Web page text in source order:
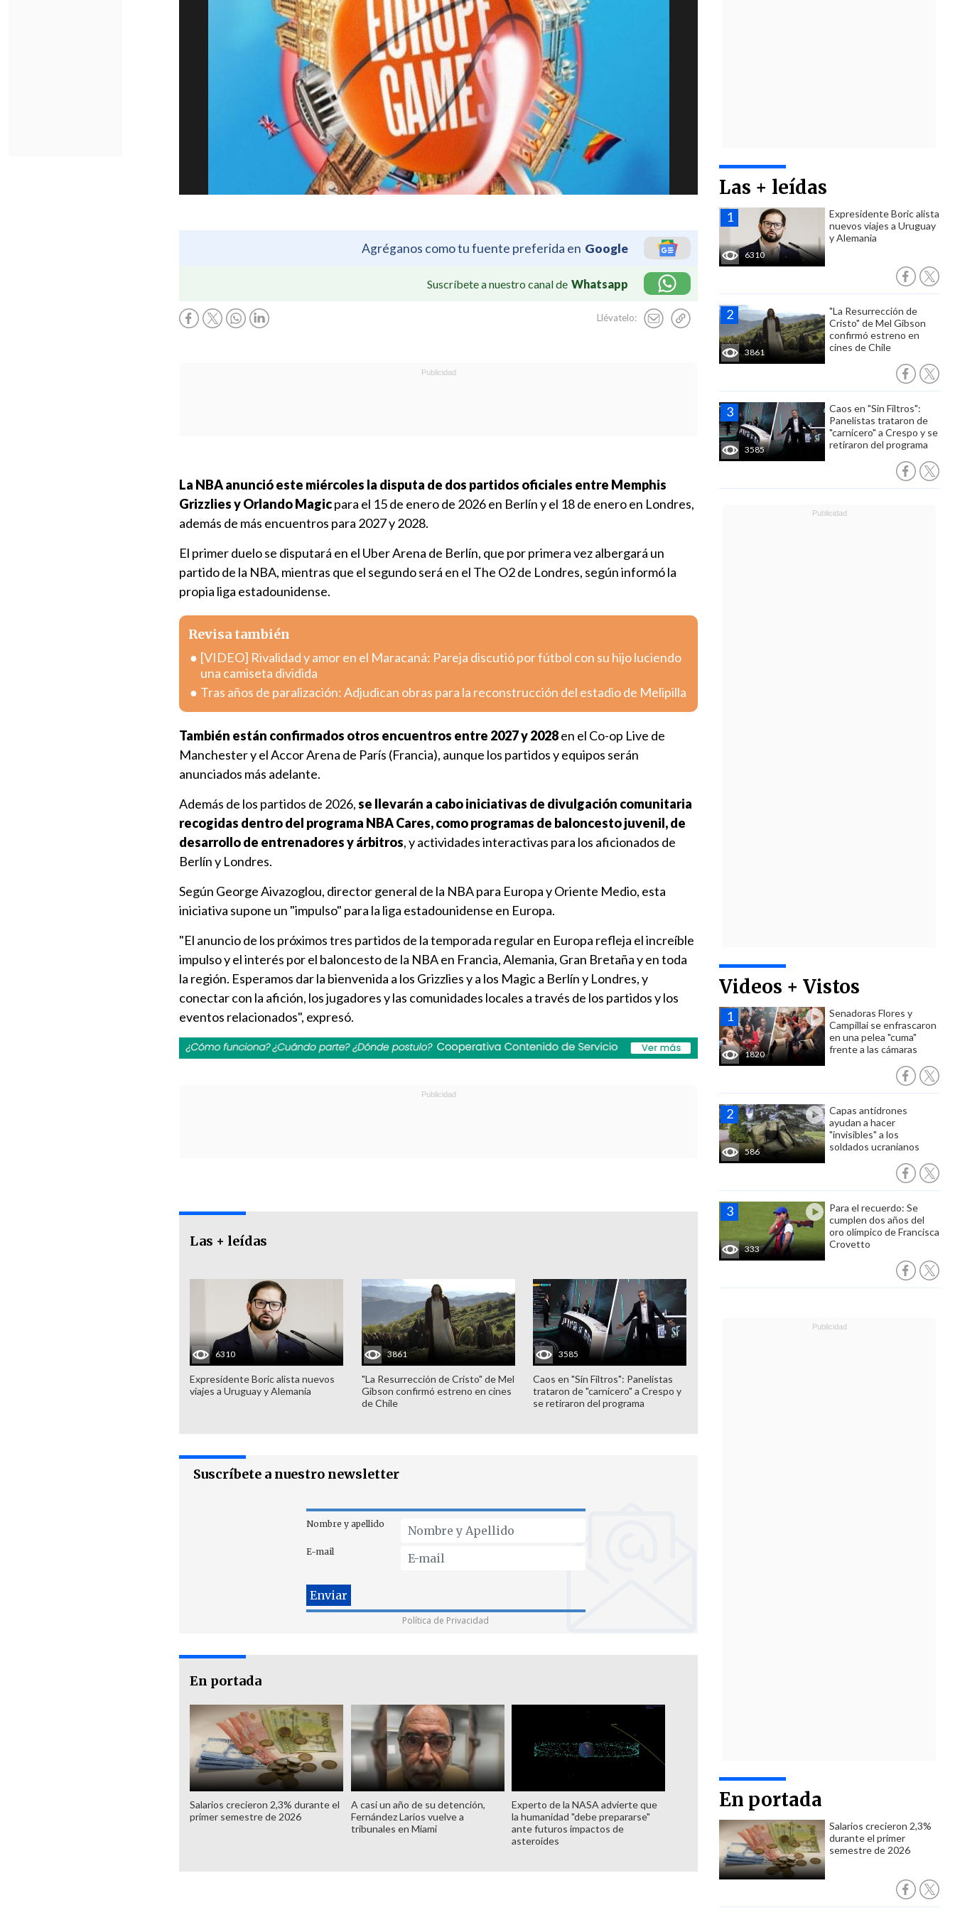
Agréganos como tu fuente preferida en Google
Suscríbete a nuestro canal de Whatsapp
Llévatelo:
Las + leídas
6310
Expresidente Boric alista
nuevos viajes a Uruguay
y Alemania
3861
"La Resurrección de
Cristo" de Mel Gibson
confirmó estreno en
cines de Chile
3585
Caos en "Sin Filtros":
Panelistas trataron de
"carnicero" a Crespo y se
retiraron del programa
Videos + Vistos
1820
Senadoras Flores y
Campillai se enfrascaron
en una pelea "cuma"
frente a las cámaras
586
Capas antidrones
ayudan a hacer
"invisibles" a los
soldados ucranianos
333
Para el recuerdo: Se
cumplen dos años del
oro olímpico de Francisca
Crovetto
En portada
Salarios crecieron 2,3%
durante el primer
semestre de 2026
La NBA anunció este miércoles la disputa de dos partidos oficiales entre Memphis
Grizzlies y Orlando Magicpara el 15 de enero de 2026 en Berlín y el 18 de enero en Londres,
además de más encuentros para 2027 y 2028.
El primer duelo se disputará en el Uber Arena de Berlín, que por primera vez albergará un
partido de la NBA, mientras que el segundo será en el The O2 de Londres, según informó la
propia liga estadounidense.
Revisa también
[VIDEO] Rivalidad y amor en el Maracaná: Pareja discutió por fútbol con su hijo luciendo
una camiseta dividida
Tras años de paralización: Adjudican obras para la reconstrucción del estadio de Melipilla
También están confirmados otros encuentros entre 2027 y 2028en el Co-op Live de
Manchester y el Accor Arena de París (Francia), aunque los partidos y equipos serán
anunciados más adelante.
Además de los partidos de 2026,se llevarán a cabo iniciativas de divulgación comunitaria
recogidas dentro del programa NBA Cares, como programas de baloncesto juvenil, de
desarrollo de entrenadores y árbitros, y actividades interactivas para los aficionados de
Berlín y Londres.
Según George Aivazoglou, director general de la NBA para Europa y Oriente Medio, esta
iniciativa supone un "impulso" para la liga estadounidense en Europa.
"El anuncio de los próximos tres partidos de la temporada regular en Europa refleja el increíble
impulso y el interés por el baloncesto de la NBA en Francia, Alemania, Gran Bretaña y en toda
la región. Esperamos dar la bienvenida a los Grizzlies y a los Magic a Berlín y Londres, y
conectar con la afición, los jugadores y las comunidades locales a través de los partidos y los
eventos relacionados", expresó.
Las + leídas
6310
Expresidente Boric alista nuevos
viajes a Uruguay y Alemania
3861
"La Resurrección de Cristo" de Mel
Gibson confirmó estreno en cines
de Chile
3585
Caos en "Sin Filtros": Panelistas
trataron de "carnicero" a Crespo y
se retiraron del programa
Suscríbete a nuestro newsletter
Nombre y apellido
E-mail
Política de Privacidad
En portada
Salarios crecieron 2,3% durante el
primer semestre de 2026
A casi un año de su detención,
Fernández Larios vuelve a
tribunales en Miami
Experto de la NASA advierte que
la humanidad "debe prepararse"
ante futuros impactos de
asteroides